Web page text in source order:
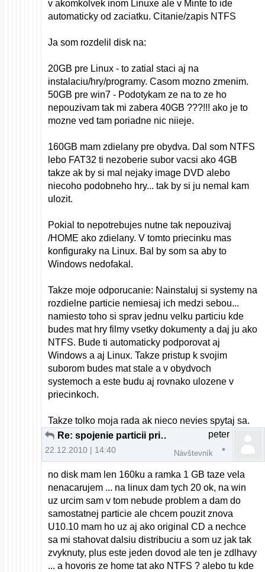
v akomkolvek inom Linuxe ale v Minte to ide
automaticky od zaciatku. Citanie/zapis NTFS
Ja som rozdelil disk na:
20GB pre Linux - to zatial staci aj na
instalaciu/hry/programy. Casom mozno zmenim.
50GB pre win7 - Podotykam ze na to ze ho
nepouzivam tak mi zabera 40GB ???!!! ako je to
mozne ved tam poriadne nic niieje.
160GB mam zdielany pre obydva. Dal som NTFS
lebo FAT32 ti nezoberie subor vacsi ako 4GB
takze ak by si mal nejaky image DVD alebo
niecoho podobneho hry... tak by si ju nemal kam
ulozit.
Pokial to nepotrebujes nutne tak nepouzivaj
/HOME ako zdielany. V tomto priecinku mas
konfiguraky na Linux. Bal by som sa aby to
Windows nedofakal.
Takze moje odporucanie: Nainstaluj si systemy na
rozdielne particie nemiesaj ich medzi sebou...
namiesto toho si sprav jednu velku particiu kde
budes mat hry filmy vsetky dokumenty a daj ju ako
NTFS. Bude ti automaticky podporovat aj
Windows a aj Linux. Takze pristup k svojim
suborom budes mat stale a v obydvoch
systemoch a este budu aj rovnako ulozene v
priecinkoch.
Takze tolko moja rada ak nieco nevies spytaj sa.
Re: spojenie particii pri instalacii U10.10
22.12.2010 | 14:40
peter
Návštevník
no disk mam len 160ku a ramka 1 GB taze vela
nenacarujem ... na linux dam tych 20 ok, na win
uz urcim sam v tom nebude problem a dam do
samostatnej particie ale chcem pouzit znova
U10.10 mam ho uz aj ako original CD a nechce
sa mi stahovat dalsiu distribuciu a som uz jak tak
zvyknuty, plus este jeden dovod ale ten je zdlhavy
... a hovoris ze home tat ako NTFS ? alebo tu kde